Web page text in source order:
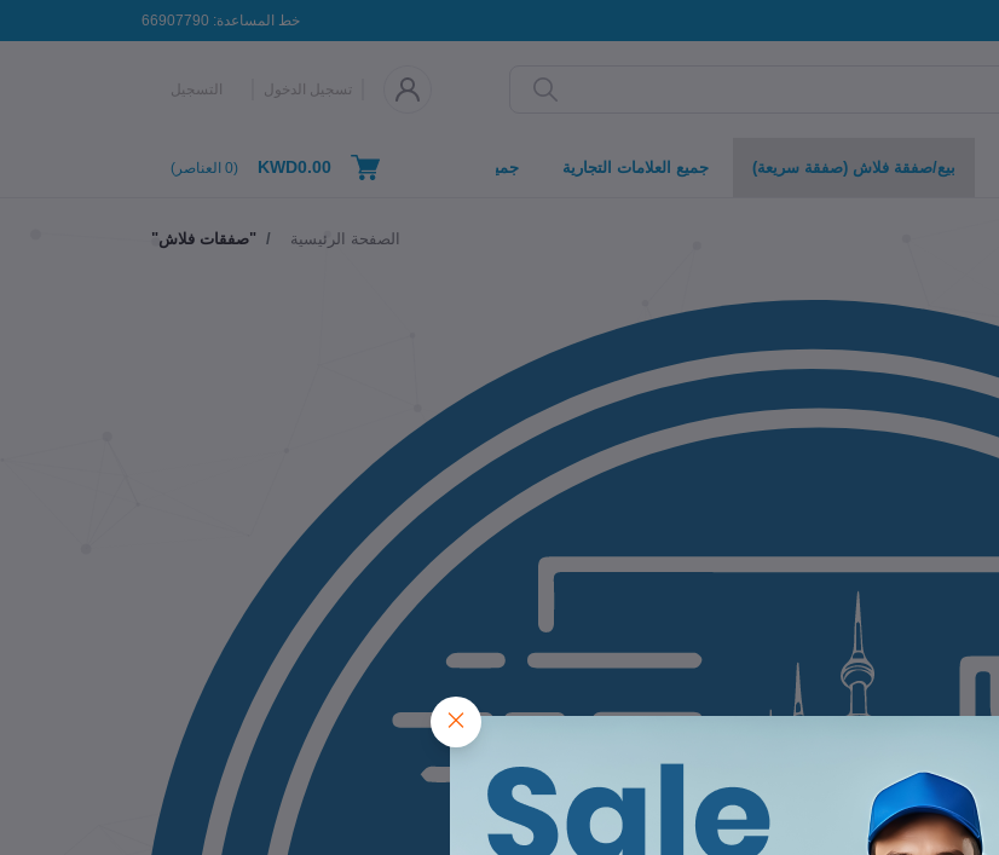
خط المساعدة: 66907790
تسجيل الدخول التسجيل
بيع/صفقة فلاش (صفقة سريعة) جميع العلامات التجارية جميع التصنيفات KWD0.00
(
0 العناصر)
الصفحة الرئيسية "صفقات فلاش"